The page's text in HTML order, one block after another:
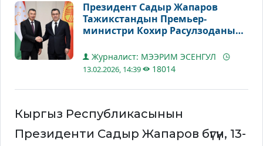
Президент Садыр Жапаров
Тажикстандын Премьер-
министри Кохир Расулзоданы
Журналист: МЭЭРИМ ЭСЕНГУЛ
13.02.2026, 14:39 18014
Кыргыз Республикасынын
Президенти Садыр Жапаров бүгүн, 13-